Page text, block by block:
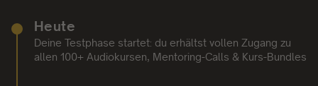
Heute
Deine Testphase startet: du erhältst vollen Zugang zu
allen 100+ Audiokursen, Mentoring-Calls & Kurs-Bundles